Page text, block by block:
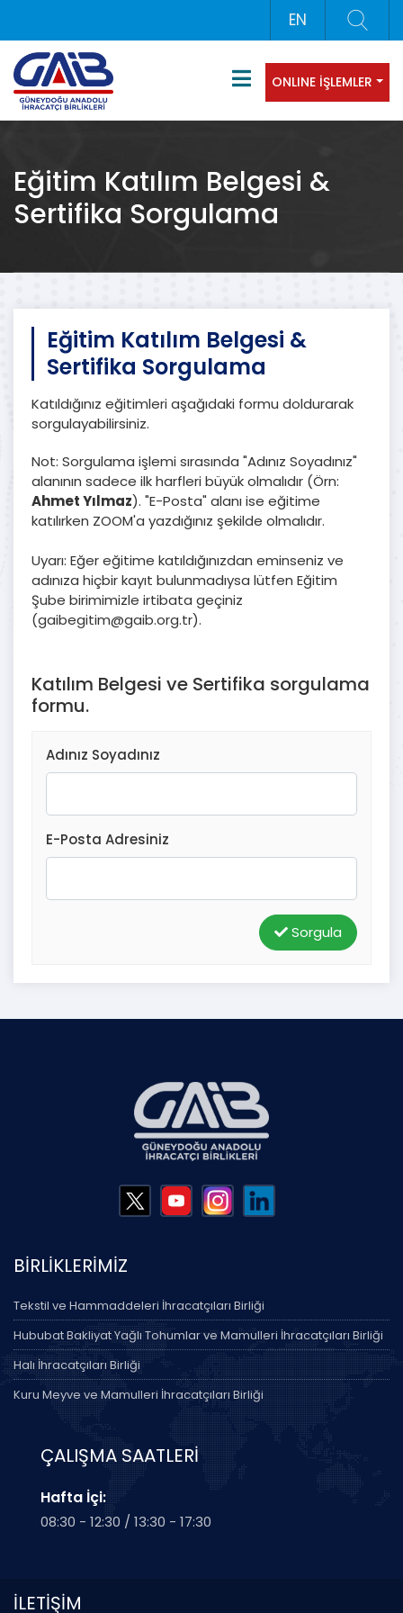
EN
ONLINE İŞLEMLER
Eğitim Katılım Belgesi &
Sertifika Sorgulama
Eğitim Katılım Belgesi &
Sertifika Sorgulama
Katıldığınız eğitimleri aşağıdaki formu doldurarak
sorgulayabilirsiniz.
Not: Sorgulama işlemi sırasında "Adınız Soyadınız"
alanının sadece ilk harfleri büyük olmalıdır (Örn:
Ahmet Yılmaz). "E-Posta" alanı ise eğitime
katılırken ZOOM'a yazdığınız şekilde olmalıdır.
Uyarı: Eğer eğitime katıldığınızdan eminseniz ve
adınıza hiçbir kayıt bulunmadıysa lütfen Eğitim
Şube birimimizle irtibata geçiniz
(gaibegitim@gaib.org.tr).
Katılım Belgesi ve Sertifika sorgulama
formu.
Adınız Soyadınız
E-Posta Adresiniz
Sorgula
BİRLİKLERİMİZ
Tekstil ve Hammaddeleri İhracatçıları Birliği
Hububat Bakliyat Yağlı Tohumlar ve Mamulleri İhracatçıları Birliği
Halı İhracatçıları Birliği
Kuru Meyve ve Mamulleri İhracatçıları Birliği
ÇALIŞMA SAATLERİ
Hafta İçi:
08:30 - 12:30 / 13:30 - 17:30
İLETİŞİM